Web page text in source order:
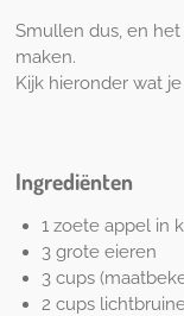
Smullen dus, en
maken.
Kijk hieronder wat
Ingrediënten
1 zoete appel in
3 grote eieren
3 cups
2 cups